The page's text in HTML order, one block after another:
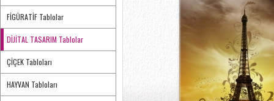
FİGÜRATİF Tablolar
DİJİTAL TASARIM Tablolar
ÇİÇEK Tabloları
HAYVAN Tabloları